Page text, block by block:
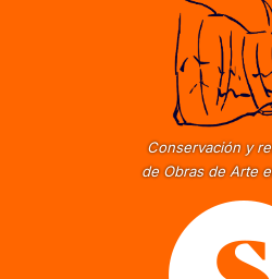
Conservación y
de Obras de Arte